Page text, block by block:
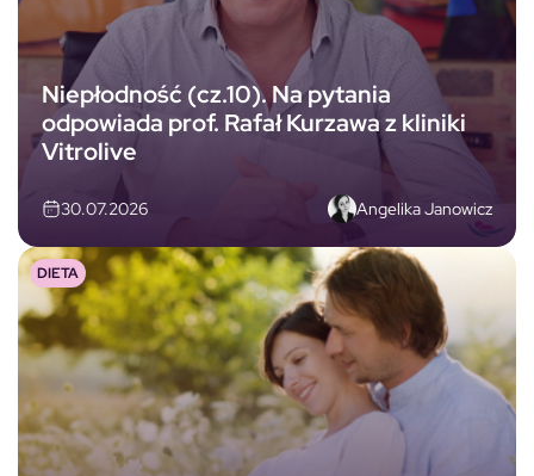
Niepłodność (cz.10). Na pytania
odpowiada prof. Rafał Kurzawa z kliniki
Vitrolive
30.07.2026 Angelika Janowicz
DIETA